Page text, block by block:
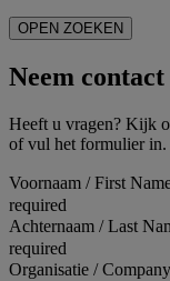
OPEN ZOEKEN
Neem
Heeft u vragen? Kijk
of vul het formulier in.
Voornaam / First
required
Achternaam / Last
required
Organisatie / Company